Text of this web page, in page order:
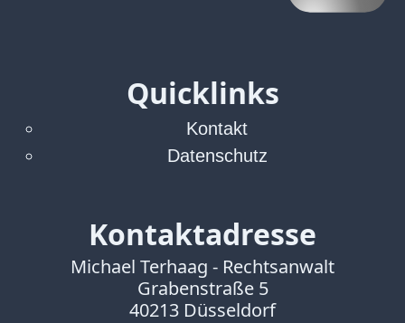
Quicklinks
Kontakt
Datenschutz
Kontaktadresse
Michael Terhaag - Rechtsanwalt
Grabenstraße 5
40213 Düsseldorf